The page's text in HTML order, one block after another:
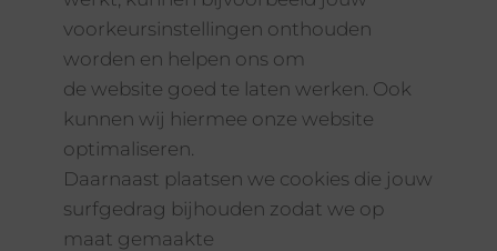
voorkeursinstellingen onthouden
worden en helpen ons om
de website goed te laten werken. Ook
kunnen wij hiermee onze website
optimaliseren.
Daarnaast plaatsen we cookies die jouw
surfgedrag bijhouden zodat we op
maat gemaakte